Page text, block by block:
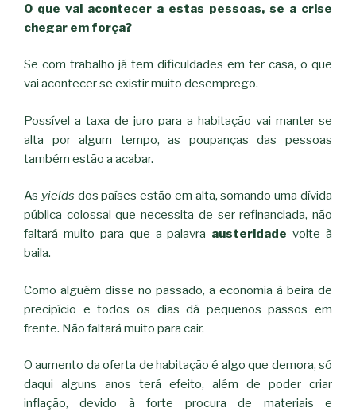
O que vai acontecer a estas pessoas, se a crise
chegar em força?
Se com trabalho já tem dificuldades em ter casa, o que
vai acontecer se existir muito desemprego.
Possível a taxa de juro para a habitação vai manter-se
alta por algum tempo, as poupanças das pessoas
também estão a acabar.
As yields dos países estão em alta, somando uma dívida
pública colossal que necessita de ser refinanciada, não
faltará muito para que a palavra austeridade volte à
baila.
Como alguém disse no passado, a economia à beira de
precipício e todos os dias dá pequenos passos em
frente. Não faltará muito para cair.
O aumento da oferta de habitação é algo que demora, só
daqui alguns anos terá efeito, além de poder criar
inflação, devido à forte procura de materiais e